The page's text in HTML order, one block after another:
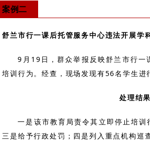
案例二
舒兰市行一课后托管服务中心违法开展学
9月19日，群众举报反映舒兰市行一
培训行为。经查，现场发现有56名学生进
处理结果
一是该市教育局责令其立即停止培训
三是给予行政处罚；四是列入重点机构巡